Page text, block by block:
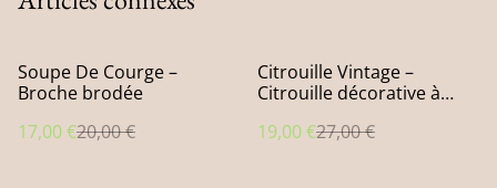
%
Soupe De Courge –
Broche brodée
17,00 €20,00 €
%
Citrouille Vintage –
Citrouille décorative à
19,00 €27,00 €